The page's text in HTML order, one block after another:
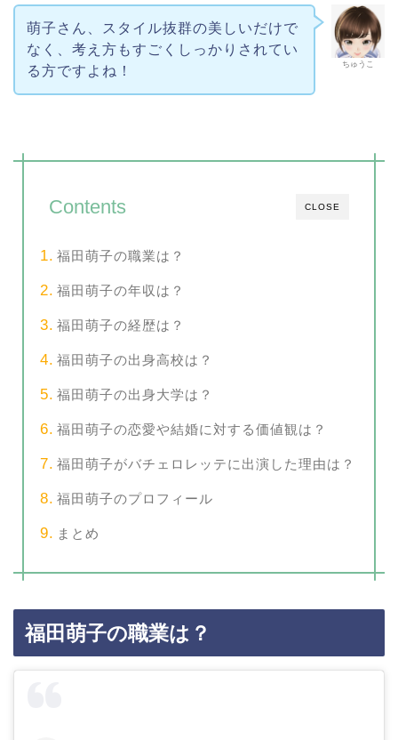
ちゅうこ
萌子さん、スタイル抜群の美しいだけで
なく、考え方もすごくしっかりされてい
る方ですよね！
CLOSE
Contents
福田萌子の職業は？
福田萌子の年収は？
福田萌子の経歴は？
福田萌子の出身高校は？
福田萌子の出身大学は？
福田萌子の恋愛や結婚に対する価値観は？
福田萌子がバチェロレッテに出演した理由は？
福田萌子のプロフィール
まとめ
福田萌子の職業は？